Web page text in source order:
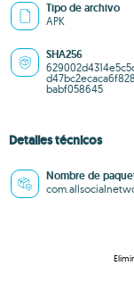
Tipo de archivo
APK
SHA256
babf058645
Detalles técnicos
Nombre de